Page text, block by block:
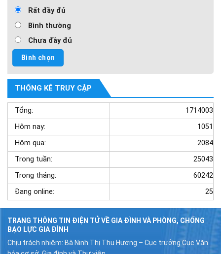
Rất đầy đủ
Bình thường
Chưa đầy đủ
THỐNG KÊ TRUY CẬP
Tổng:
1714003
Hôm nay:
1051
Hôm qua:
2084
Trong tuần:
25043
Trong tháng:
60242
Đang online:
25
TRANG THÔNG TIN ĐIỆN TỬ VỀ GIA ĐÌNH VÀ PHÒNG, CHỐNG
BẠO LỰC GIA ĐÌNH
Chịu trách nhiệm: Bà Ninh Thị Thu Hương – Cục trưởng Cục Văn